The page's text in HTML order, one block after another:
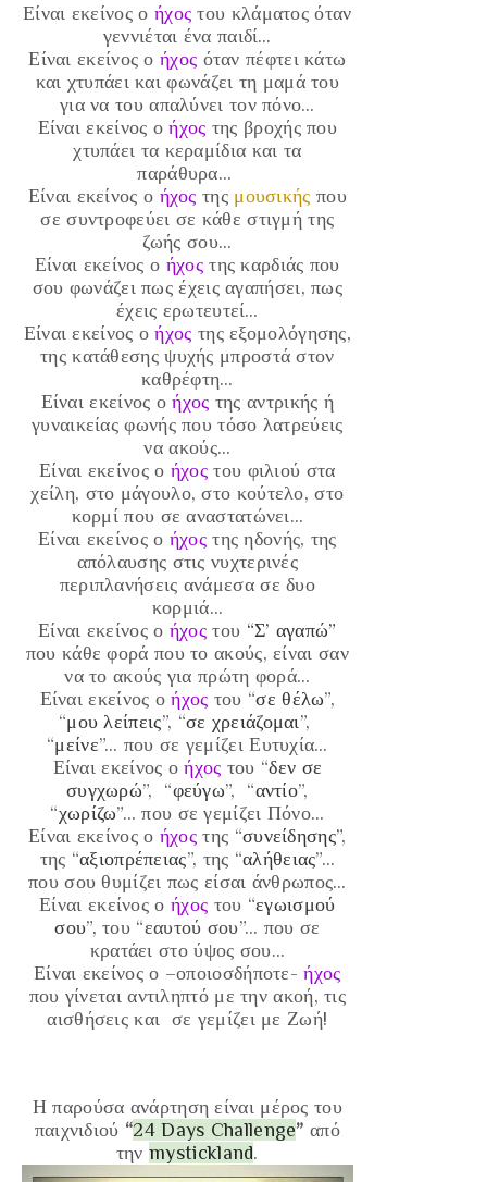
Είναι εκείνος ο ήχος του κλάματος όταν
γεννιέται ένα παιδί…
Είναι εκείνος οήχος όταν πέφτει κάτω
και χτυπάει και φωνάζει τη μαμά του
για να του απαλύνει τον πόνο…
Είναι εκείνος οήχος της βροχής που
χτυπάει τα κεραμίδια και τα
παράθυρα…
Είναι εκείνος ο ήχος της μουσικής που
σε συντροφεύει σε κάθε στιγμή της
ζωής σου…
Είναι εκείνος ο ήχοςτης καρδιάς που
σου φωνάζει πως έχεις αγαπήσει, πως
έχεις ερωτευτεί…
Είναι εκείνος ο ήχος της εξομολόγησης,
της κατάθεσης ψυχής μπροστά στον
καθρέφτη…
Είναι εκείνος οήχος της αντρικής ή
γυναικείας φωνής που τόσο λατρεύεις
να ακούς…
Είναι εκείνος ο ήχος του φιλιού στα
χείλη, στο μάγουλο, στο κούτελο, στο
κορμί που σε αναστατώνει…
Είναι εκείνος ο ήχοςτης ηδονής, της
απόλαυσης στις νυχτερινές
περιπλανήσεις ανάμεσα σε δυο
κορμιά…
Είναι εκείνος ο ήχος του “Σ’ αγαπώ”
που κάθε φορά που το ακούς, είναι σαν
να το ακούς για πρώτη φορά…
Είναι εκείνος οήχος του “σε θέλω”,
“μου λείπεις”, “σε χρειάζομαι”,
“μείνε”… που σε γεμίζει Ευτυχία…
Είναι εκείνος ο ήχος του “δεν σε
συγχωρώ”, “φεύγω”, “αντίο”,
“χωρίζω”… που σε γεμίζει Πόνο…
Είναι εκείνος ο ήχος της “συνείδησης”,
της “αξιοπρέπειας”, της “αλήθειας”…
που σου θυμίζει πως είσαι άνθρωπος…
Είναι εκείνος ο ήχος του “εγωισμού
σου”, του “εαυτού σου”… που σε
κρατάει στο ύψος σου…
Είναι εκείνος ο –οποιοσδήποτε- ήχος
που γίνεται αντιληπτό με την ακοή, τις
αισθήσεις και σε γεμίζει με Ζωή!
Η παρούσα ανάρτηση είναι μέρος του
παιχνιδιού “24 Days Challenge” από
την mystickland.